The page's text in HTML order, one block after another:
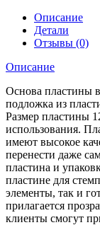
Описание
Детали
Отзывы (0)
Описание
Основа пластины
подложка из
Размер пластины
использования.
имеют высокое
перенести даже
пластина и
пластине для
элементы, так и
прилагается
клиенты смогут